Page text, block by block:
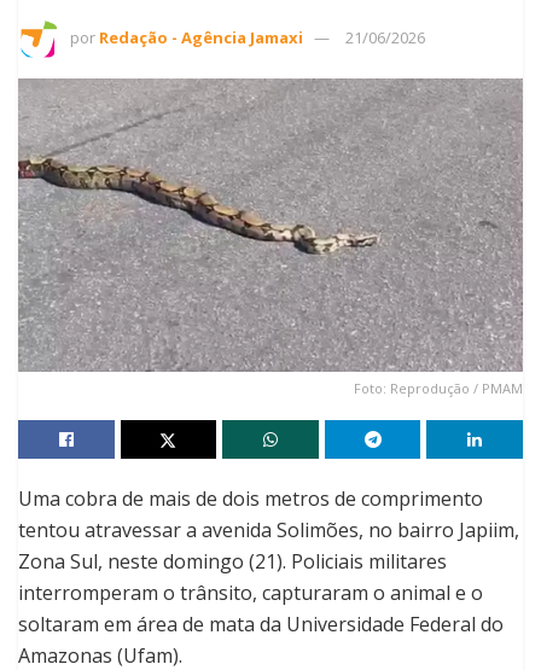
por Redação - Agência Jamaxi 21/06/2026
Foto: Reprodução / PMAM
Uma cobra de mais de dois metros de comprimento
tentou atravessar a avenida Solimões, no bairro Japiim,
Zona Sul, neste domingo (21). Policiais militares
interromperam o trânsito, capturaram o animal e o
soltaram em área de mata da Universidade Federal do
Amazonas (Ufam).